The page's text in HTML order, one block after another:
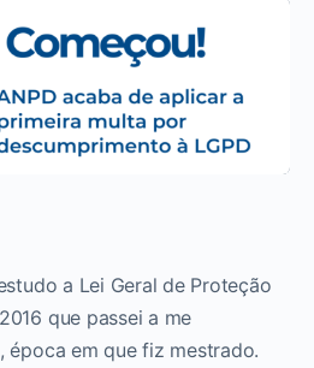
a Lei Geral de Proteção
que passei a me
época em que fiz mestrado.